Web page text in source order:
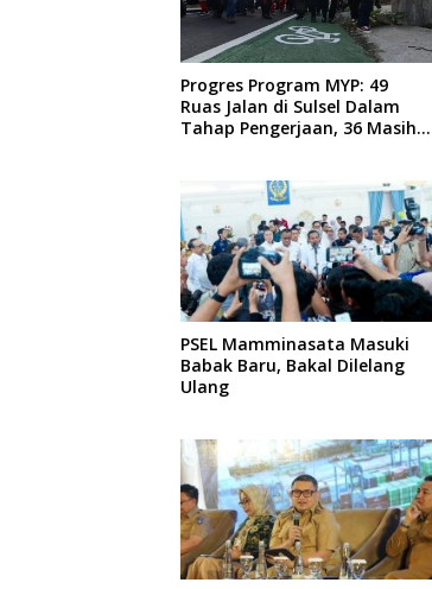
Progres Program MYP: 49
Ruas Jalan di Sulsel Dalam
Tahap Pengerjaan, 36 Masih
PSEL Mamminasata Masuki
Babak Baru, Bakal Dilelang
Ulang